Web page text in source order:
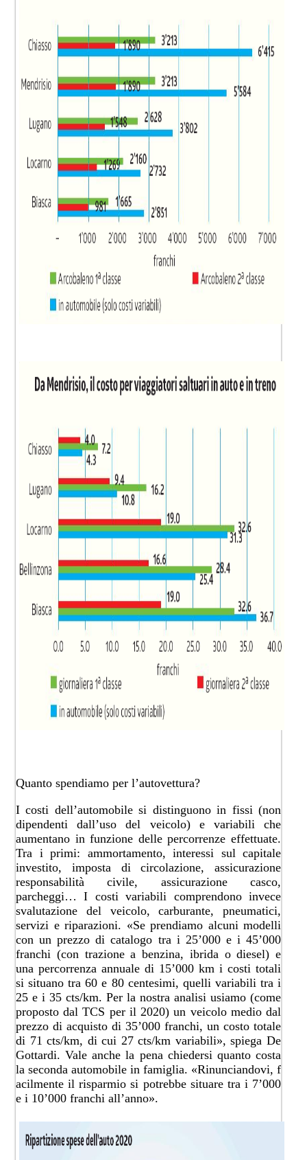
Quanto spendiamo per l’autovettura?
I costi dell’automobile si distinguono in fissi (non
dipendenti dall’uso del veicolo) e variabili che
aumentano in funzione delle percorrenze effettuate.
Tra i primi: ammortamento, interessi sul capitale
investito, imposta di circolazione, assicurazione
responsabilità civile, assicurazione casco,
parcheggi… I costi variabili comprendono invece
svalutazione del veicolo, carburante, pneumatici,
servizi e riparazioni. «Se prendiamo alcuni modelli
con un prezzo di catalogo tra i 25’000 e i 45’000
franchi (con trazione a benzina, ibrida o diesel) e
una percorrenza annuale di 15’000 km i costi totali
si situano tra 60 e 80 centesimi, quelli variabili tra i
25 e i 35 cts/km. Per la nostra analisi usiamo (come
proposto dal TCS per il 2020) un veicolo medio dal
prezzo di acquisto di 35’000 franchi, un costo totale
di 71 cts/km, di cui 27 cts/km variabili», spiega De
Gottardi. Vale anche la pena chiedersi quanto costa
la seconda automobile in famiglia. «Rinunciandovi, f​
acilmente il risparmio si potrebbe situare tra i 7’000
e i 10’000 franchi all’anno».